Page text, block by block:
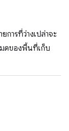
การที่ว่างเปล่าจะ
ดของพื้นที่เก็บ